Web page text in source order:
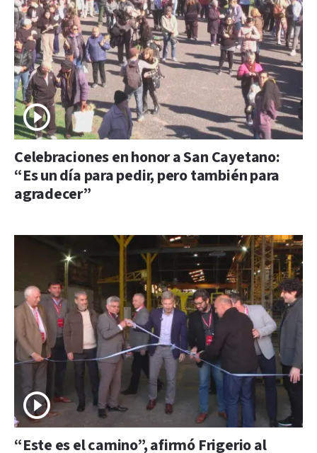
Celebraciones en honor a San Cayetano:
“Es un día para pedir, pero también para
agradecer”
“Este es el camino”, afirmó Frigerio al